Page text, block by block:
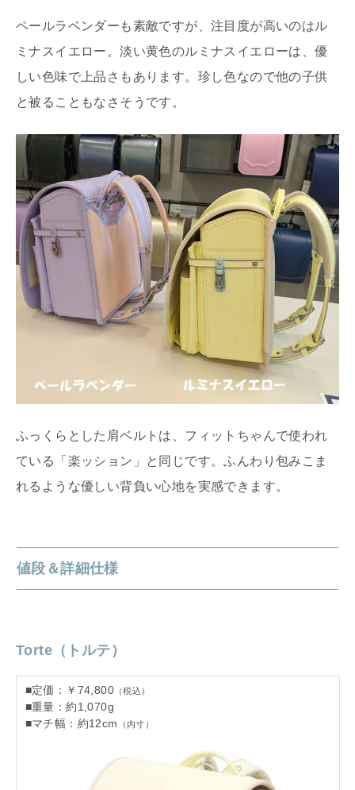
ペールラベンダーも素敵ですが、注目度が高いのはル
ミナスイエロー。淡い黄色のルミナスイエローは、優
しい色味で上品さもあります。珍し色なので他の子供
と被ることもなさそうです。
ふっくらとした肩ベルトは、フィットちゃんで使われ
ている「楽ッション」と同じです。ふんわり包みこま
れるような優しい背負い心地を実感できます。
値段＆詳細仕様
Torte（トルテ）
■定価：￥74,800（税込）
■重量：約1,070g
■マチ幅：約12cm
（内寸）